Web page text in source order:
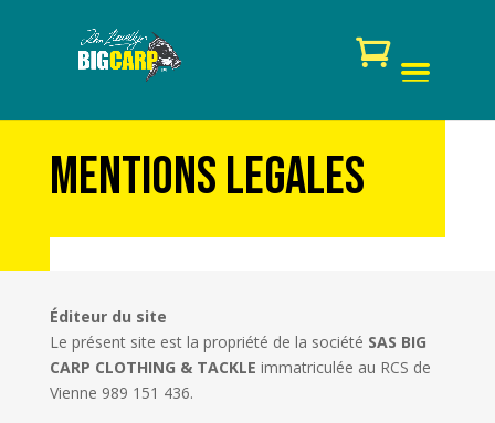
Mentions legales
Éditeur du site
Le présent site est la propriété de la société SAS BIG
CARP CLOTHING & TACKLE immatriculée au RCS de
Vienne 989 151 436.